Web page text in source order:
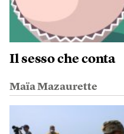
Il sesso che conta
Maïa Mazaurette